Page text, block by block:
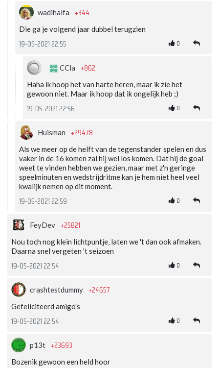
wadihalfa +344
Die ga je volgend jaar dubbel terugzien
19-05-2021 22:55 0
CCla +862
Haha ik hoop het van harte heren, maar ik zie het
gewoon niet. Maar ik hoop dat ik ongelijk heb ;)
19-05-2021 22:56 0
Huisman +29478
Als we meer op de helft van de tegenstander spelen en dus
vaker in de 16 komen zal hij wel los komen. Dat hij de goal
weet te vinden hebben we gezien, maar met z'n geringe
speelminuten en wedstrijdritme kan je hem niet heel veel
kwalijk nemen op dit moment.
19-05-2021 22:59 0
FeyDev +25821
Nou toch nog klein lichtpuntje, laten we 't dan ook afmaken.
Daarna snel vergeten 't seizoen
19-05-2021 22:54 0
crashtestdummy +24657
Gefeliciteerd amigo's
19-05-2021 22:54 0
p13t +23693
Bozenik gewoon een held hoor